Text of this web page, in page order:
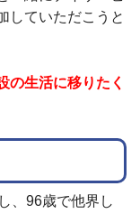
していただこうと
の生活に移りたく
、96歳で他界し